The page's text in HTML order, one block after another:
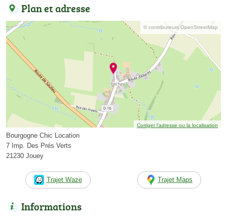
Plan et adresse
© contributeurs OpenStreetMap
Corriger l’adresse ou la localisation
Bourgogne Chic Location
7 Imp. Des Prés Verts
21230 Jouey
Trajet Waze Trajet Maps
Informations